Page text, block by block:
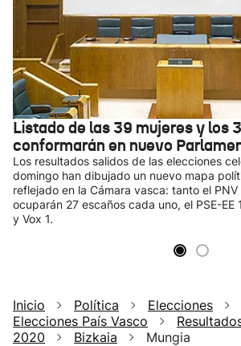
Listado de las 39 mujeres y los
conformarán en nuevo
Los resultados salidos de las elecciones
domingo han dibujado un nuevo mapa
reflejado en la Cámara vasca: tanto el PNV
ocuparán 27 escaños cada uno, el PSE-EE
y Vox 1.
Inicio Política
Elecciones
Elecciones País Vasco
2020
Bizkaia Mungia